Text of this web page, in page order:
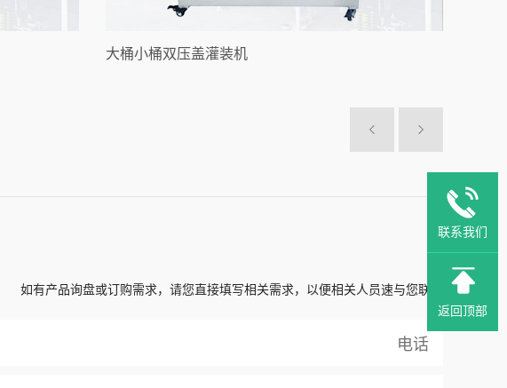
大桶小桶双压盖灌装机
如有产品询盘或订购需求，请您直接填写相关需求，以便相关人员速与您联系
联系我们
返回顶部